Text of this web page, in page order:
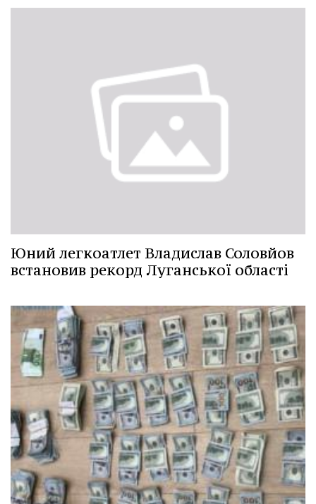
Юний легкоатлет Владислав Соловйов
встановив рекорд Луганської області